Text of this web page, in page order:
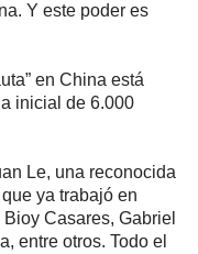
Y este poder es
en China está
inicial de 6.000
Le, una reconocida
ya trabajó en
Casares, Gabriel
entre otros. Todo el